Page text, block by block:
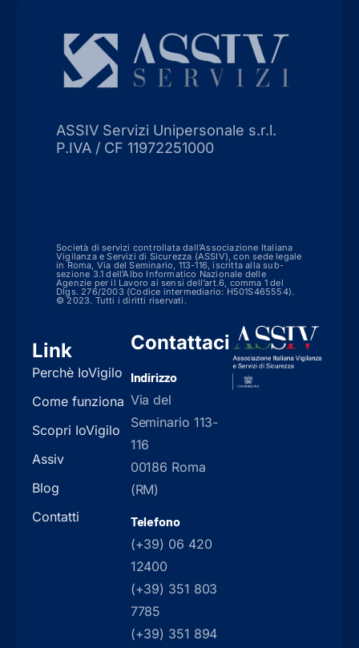
ASSIV Servizi Unipersonale s.r.l.
P.IVA / CF 11972251000
Società di servizi controllata dall’Associazione Italiana
Vigilanza e Servizi di Sicurezza (ASSIV), con sede legale
in Roma, Via del Seminario, 113-116, iscritta alla sub-
sezione 3.1 dell’Albo Informatico Nazionale delle
Agenzie per il Lavoro ai sensi dell’art.6, comma 1 del
Dlgs. 276/2003 (Codice intermediario: H501S465554).
© 2023. Tutti i diritti riservati.
Link
Perchè IoVigilo
Come funziona
Scopri IoVigilo
Assiv
Blog
Contatti
Contattaci
Indirizzo
Via del
Seminario 113-
116
00186 Roma
(RM)
Telefono
(+39) 06 420
12400
(+39) 351 803
7785
(+39) 351 894